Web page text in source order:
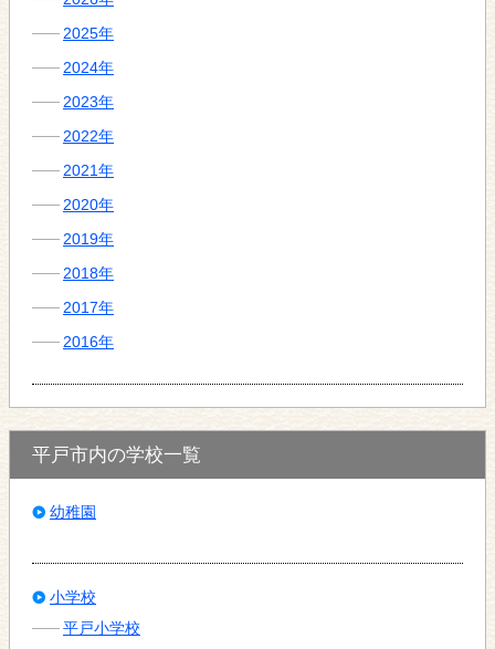
2025年
2024年
2023年
2022年
2021年
2020年
2019年
2018年
2017年
2016年
平戸市内の学校一覧
幼稚園
小学校
平戸小学校